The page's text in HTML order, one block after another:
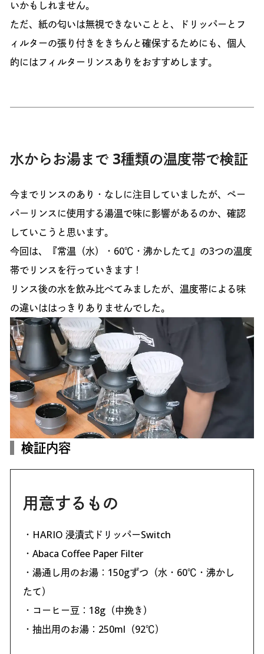
いかもしれません。
ただ、紙の匂いは無視できないことと、ドリッパーとフ
ィルターの張り付きをきちんと確保するためにも、個人
的にはフィルターリンスありをおすすめします。
水からお湯まで 3種類の温度帯で検証
今までリンスのあり・なしに注目していましたが、ペー
パーリンスに使用する湯温で味に影響があるのか、確認
していこうと思います。
今回は、『常温（水）・60℃・沸かしたて』の3つの温度
帯でリンスを行っていきます！
リンス後の水を飲み比べてみましたが、温度帯による味
の違いははっきりありませんでした。
検証内容
用意するもの
・HARIO 浸漬式ドリッパーSwitch
・Abaca Coffee Paper Filter
・湯通し用のお湯：150gずつ（水・60℃・沸かし
たて）
・コーヒー豆：18g（中挽き）
・抽出用のお湯：250ml（92℃）